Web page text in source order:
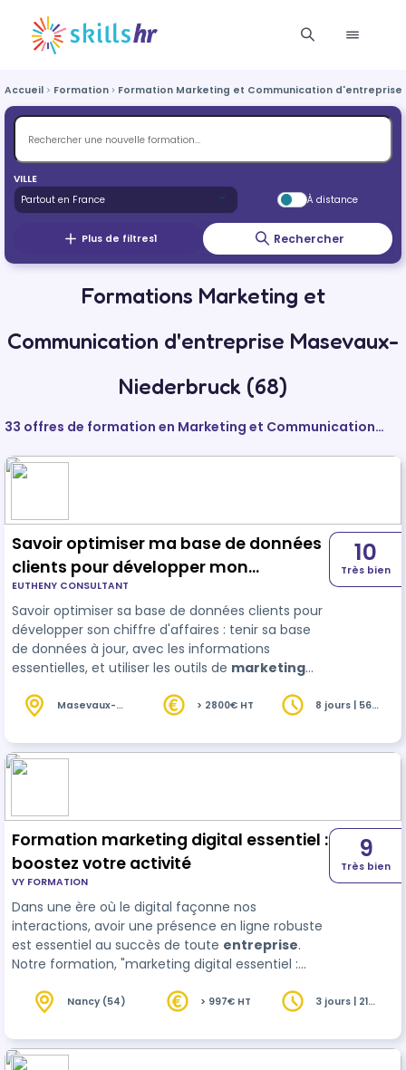
Accueil Formation Formation Marketing et Communication d'entreprise
VILLE
À distance
Plus de filtres1 Rechercher
Formations Marketing et
Communication d'entreprise Masevaux-
Niederbruck (68)
33 offres de formation en Marketing et Communication
d'entreprise
Savoir optimiser ma base de données
clients pour développer mon
commerce
EUTHENY CONSULTANT
Savoir optimiser sa base de données clients pour
développer son chiffre d'affaires : tenir sa base
de données à jour, avec les informations
essentielles, et utiliser les outils de marketing
de la relation client.
10
Très bien
Masevaux-
> 2800€ HT
8 jours | 56
Formation marketing digital essentiel :
boostez votre activité
VY FORMATION
Dans une ère où le digital façonne nos
interactions, avoir une présence en ligne robuste
est essentiel au succès de toute entreprise.
Notre formation, "marketing digital essentiel :
débloquer le potentiel illimité du web. Plongez
communication et stratégie de développement
en ligne…
9
Très bien
Nancy (54) > 997€ HT
3 jours | 21